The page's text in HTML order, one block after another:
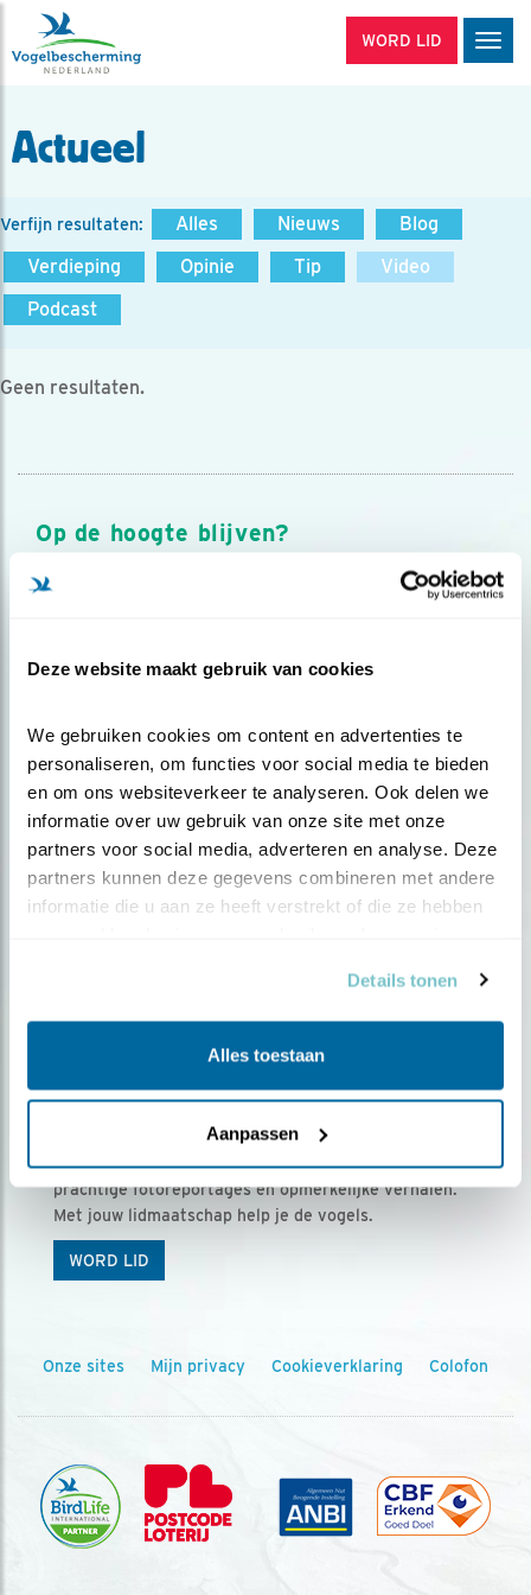
Deze website maakt gebruik van cookies
We gebruiken cookies om content en advertenties te
personaliseren, om functies voor social media te bieden
en om ons websiteverkeer te analyseren. Ook delen we
informatie over uw gebruik van onze site met onze
partners voor social media, adverteren en analyse. Deze
partners kunnen deze gegevens combineren met andere
informatie die u aan ze heeft verstrekt of die ze hebben
Details tonen
Alles toestaan
Aanpassen
WORD LID
Actueel
Verfijn resultaten: Alles Nieuws
Blog
Verdieping
Opinie Tip
Video
Podcast
Geen resultaten.
Op de hoogte blijven?
Meld je aan en ontvang nieuws, inspiratie, acties en tips
over vogels en activiteiten van Vogelbescherming.
Ontvang 5 x Vogels voor € 36,00 per jaar
Vogels is het tijdschrift voor onze leden, met
prachtige fotoreportages en opmerkelijke verhalen.
Met jouw lidmaatschap help je de vogels.
WORD LID
Onze sites Mijn privacy Cookieverklaring Colofon